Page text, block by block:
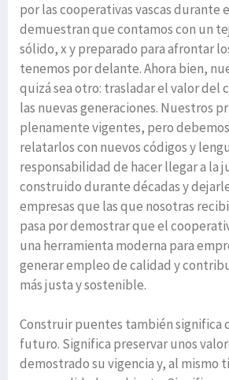
por las cooperativas vascas durante
demuestran que contamos con un
sólido, x y preparado para afrontar
tenemos por delante. Ahora bien,
quizá sea otro: trasladar el valor del
las nuevas generaciones. Nuestros
plenamente vigentes, pero
relatarlos con nuevos códigos y
responsabilidad de hacer llegar a la
construido durante décadas y
empresas que las que nosotras
pasa por demostrar que el
una herramienta moderna para
generar empleo de calidad y
más justa y sostenible.
Construir puentes también significa
futuro. Significa preservar unos
demostrado su vigencia y, al mismo